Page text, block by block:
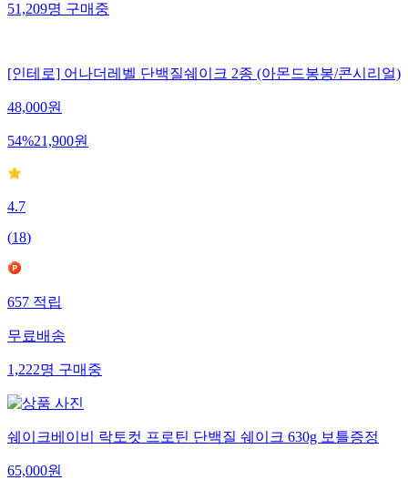
51,209명 구매중
[인테로] 어나더레벨 단백질쉐이크 2종 (아몬드봉봉/콘시리얼)
48,000원
54%21,900원
4.7
(18)
657 적립
무료배송
1,222명 구매중
쉐이크베이비 락토컷 프로틴 단백질 쉐이크 630g 보틀증정
65,000원